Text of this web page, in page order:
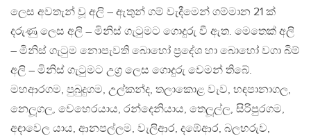
ලෙස අවතැන් වූ අලි – ඇතුන් ගම් වැදීමෙන් ගම්මාන 21 ක්
දරුණු ලෙස අලි – මිනිස් ගැටුමට ගොදුරු වී ඇත. මෙතෙක් අලි
– මිනිස් ගැටුම නොපැවති බොහෝ ප‍්‍රදේශ හා බොහෝ වගා බිම්
අලි – මිනිස් ගැටුමට උග‍්‍ර ලෙස ගොදුරු වෙමන් තිබේ.
මහආරගම, පුබුදුගම, උල්කන්ද, තලාකොළ වැව, හඳපානාගල,
නෙලූගල, වෙහෙරයාය, රන්දෙනියාය, තෙලූල්ල, සිරිපුරගම,
අඳාවෙල යාය, ආනපල්ලම, වැලිආර, දඹේආර, බලහරුව,